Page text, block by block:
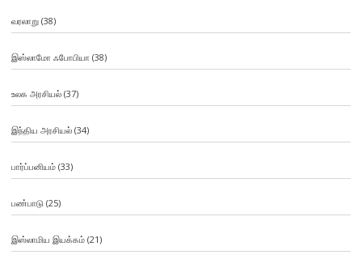
வரலாறு(38)
இஸ்லாமோ ஃபோபியா (38)
உலக அரசியல்(37)
இந்திய அரசியல்(34)
பார்ப்பனியம்(33)
பண்பாடு(25)
இஸ்லாமிய இயக்கம்(21)